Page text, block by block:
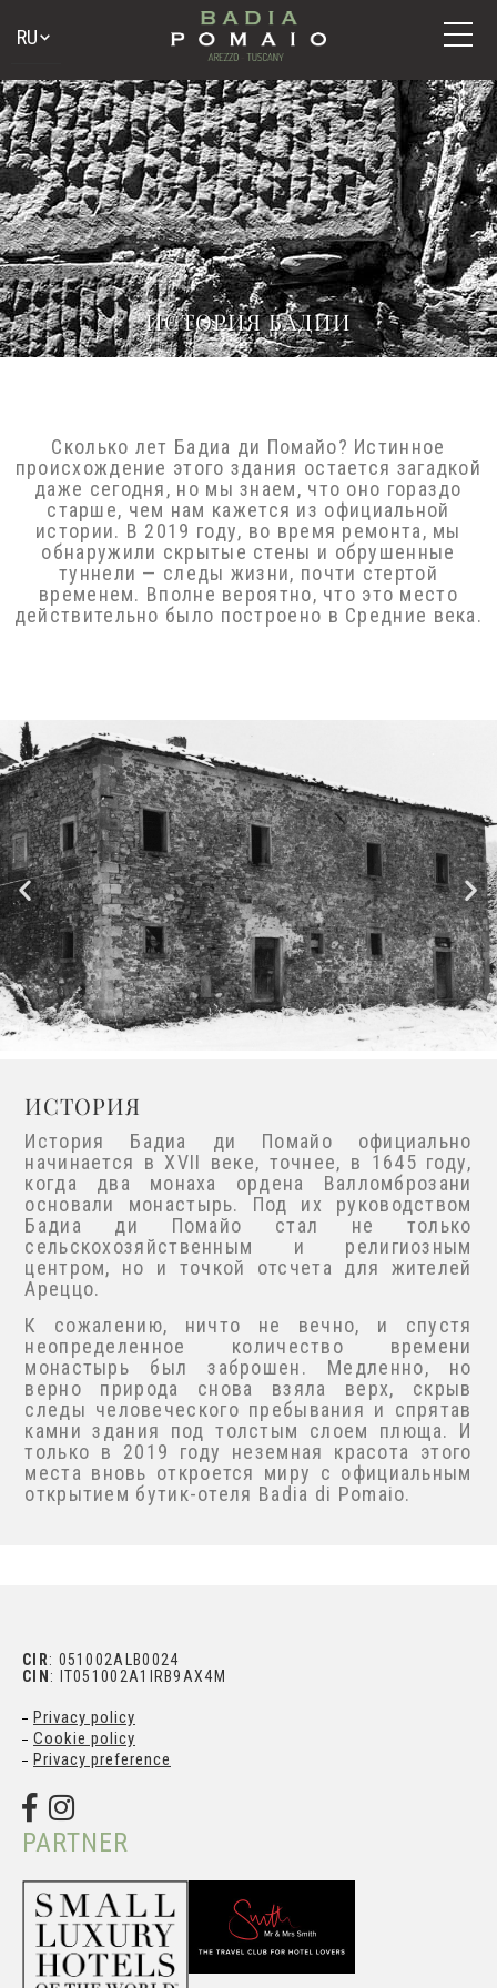
ИСТОРИЯ БАДИИ
Сколько лет Бадиа ди Помайо? Истинное
происхождение этого здания остается
загадкой даже сегодня, но мы знаем, что оно
гораздо старше, чем нам кажется из
официальной истории. В 2019 году, во время
ремонта, мы обнаружили скрытые стены и
обрушенные туннели — следы жизни, почти
стертой временем. Вполне вероятно, что это
место действительно было построено в
ИСТОРИЯ
История Бадиа ди Помайо официально
начинается в XVII веке, точнее, в 1645 году,
когда два монаха ордена Валломброзани
основали монастырь. Под их руководством
Бадиа ди Помайо стал не только
сельскохозяйственным и религиозным
центром, но и точкой отсчета для жителей
Ареццо.
К сожалению, ничто не вечно, и спустя
неопределенное количество времени
монастырь был заброшен. Медленно, но
верно природа снова взяла верх, скрыв
следы человеческого пребывания и
спрятав камни здания под толстым слоем
плюща. И только в 2019 году неземная
красота этого места вновь откроется миру с
официальным открытием бутик-отеля Badia
Privacy policy
Cookie policy
Privacy preference
PARTNER
Подпишитесь и получите
свою персональную
скидку